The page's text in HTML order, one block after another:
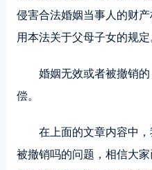
侵害合法婚姻当事人的财
用本法关于父母子女的规定
婚姻无效或者被撤销
偿。
在上面的文章内容中
被撤销吗的问题，相信大